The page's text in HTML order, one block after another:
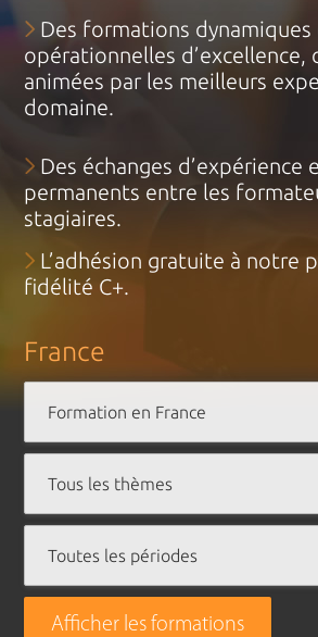
Des formations dynamiques
opérationnelles d’excellence,
animées par les meilleurs
domaine.
Des échanges d’expérience
permanents entre les
stagiaires.
L’adhésion gratuite à notre
fidélité C+.
France
Afficher les formations